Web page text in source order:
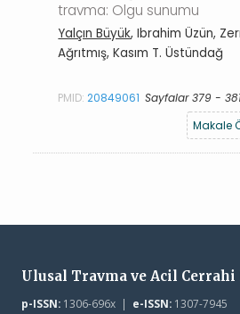
travma: Olgu sunumu
Yalçın Büyük, Ibrahim Üzün,
Ağrıtmış, Kasım T. Üstündağ
PMID:20849061 Sayfalar 379 -
Makale
Ulusal Travma ve Acil Cerrahi
p-ISSN:1306-696x | e-ISSN:1307-7945